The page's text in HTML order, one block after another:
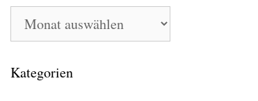
Bisher
auf
Rund
den
Brustring
Kategorien